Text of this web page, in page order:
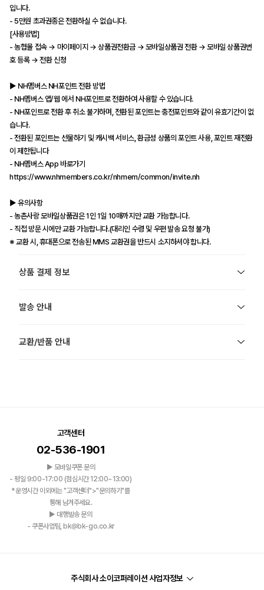
입니다.
- 5만원 초과권종은 전환하실 수 없습니다.
[사용방법]
- 농협몰 접속 → 마이페이지 → 상품권전환금 → 모바일상품권 전환 → 모바일 상품권번
호 등록 → 전환 신청
▶ NH멤버스 NH포인트 전환 방법
- NH멤버스 앱/웹 에서 NH포인트로 전환하여 사용할 수 있습니다.
- NH포인트로 전환 후 취소 불가하며, 전환된 포인트는 충전포인트와 같이 유효기간이 없
습니다.
- 전환된 포인트는 선물하기 및 캐시백 서비스, 환금성 상품의 포인트 사용, 포인트 재전환
이 제한됩니다
- NH멤버스 App 바로가기
https://www.nhmembers.co.kr/nhmem/common/invite.nh
▶ 유의사항
- 농촌사랑 모바일상품권은 1인 1일 10매까지만 교환 가능합니다.
- 직접 방문 시에만 교환 가능합니다.(대리인 수령 및 우편 발송 요청 불가)
※ 교환 시, 휴대폰으로 전송된 MMS 교환권을 반드시 소지하셔야 합니다.
상품 결제 정보
발송 안내
교환/반품 안내
고객센터
02-536-1901
▶ 모바일쿠폰 문의
- 평일 9:00-17:00 (점심시간 12:00~13:00)
*운영시간 이외에는 "고객센터">"문의하기"를
통해 남겨주세요.
▶ 대행발송 문의
- 쿠폰사업팀, bk@bk-go.co.kr
주식회사 소이코퍼레이션 사업자정보